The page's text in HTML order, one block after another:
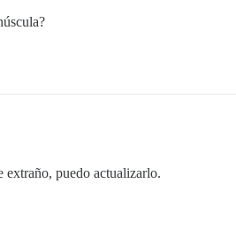
extraño, puedo actualizarlo.